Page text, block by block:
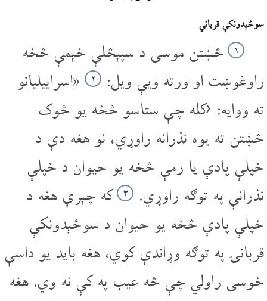
سوځېدونکې قرباني
۱ څښتن موسی د سپېڅلې خېمې څخه
راوغوښت او ورته ویې ویل:
۲ «اسراییلیانو
ته ووایه: ‹کله چې ستاسو څخه یو څوک
څښتن ته یوه نذرانه راوړي، نو هغه دې د
خپلې پادې یا رمې څخه یو حیوان د خپلې
نذرانې په توګه راوړي.
۳ که چېرې هغه د
خپلې پادې څخه یو حیوان د سوځېدونکې
قربانۍ په توګه وړاندې کوي، هغه باید یو داسې
خوسی راولي چې څه عیب په کې نه وي. هغه